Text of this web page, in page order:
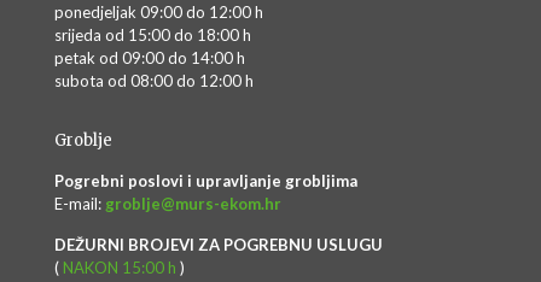
ponedjeljak 09:00 do 12:00 h
srijeda od 15:00 do 18:00 h
petak od 09:00 do 14:00 h
subota od 08:00 do 12:00 h
Groblje
Pogrebni poslovi i upravljanje grobljima
E-mail: groblje@murs-ekom.hr
DEŽURNI BROJEVI ZA POGREBNU USLUGU
( NAKON 15:00 h )